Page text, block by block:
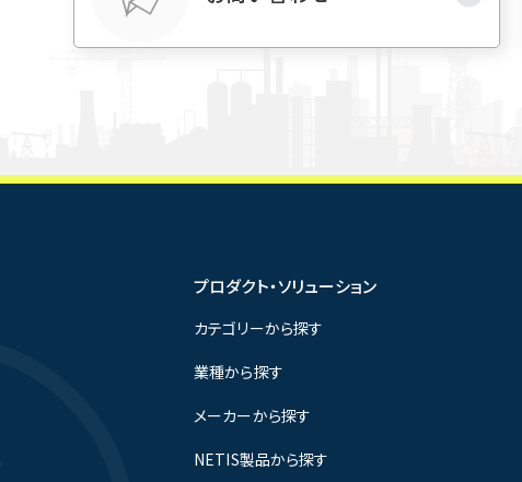
プロダクト・ソリューション
カテゴリーから探す
業種から探す
メーカーから探す
NETIS製品から探す